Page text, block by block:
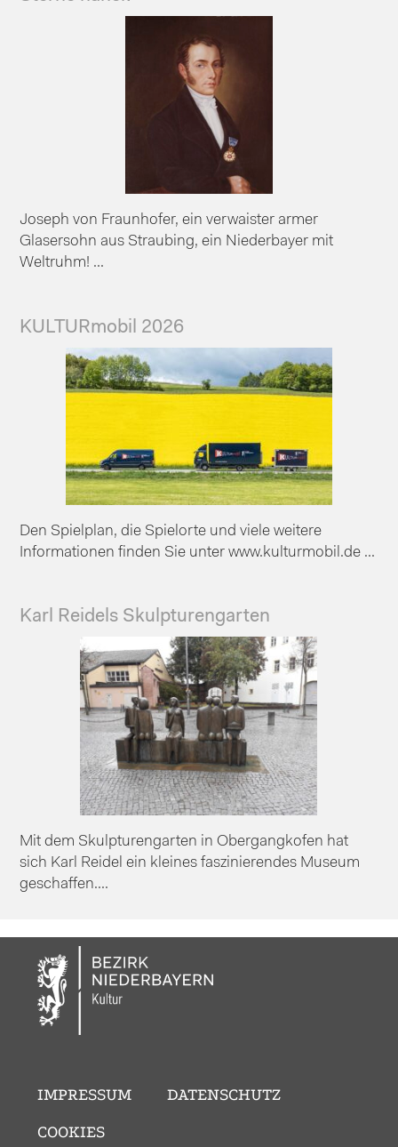
Joseph von Fraunhofer, ein verwaister armer
Glasersohn aus Straubing, ein Niederbayer mit
Weltruhm! ...
KULTURmobil 2026
Den Spielplan, die Spielorte und viele weitere
Informationen finden Sie unter www.kulturmobil.de ...
Karl Reidels Skulpturengarten
Mit dem Skulpturengarten in Obergangkofen hat
sich Karl Reidel ein kleines faszinierendes Museum
geschaffen....
IMPRESSUM
DATENSCHUTZ
COOKIES